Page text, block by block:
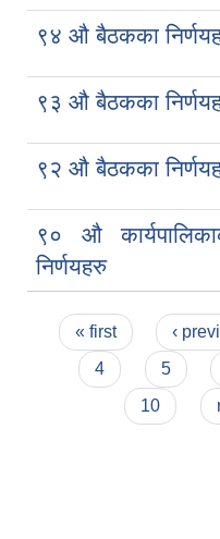
९४ औ बैठकका
९३ औ बैठकका
९२ औ बैठकका
९० औ
निर्णयहरु
Pages
« first ‹
4
5
10